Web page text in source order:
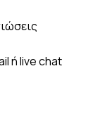
ή live chat